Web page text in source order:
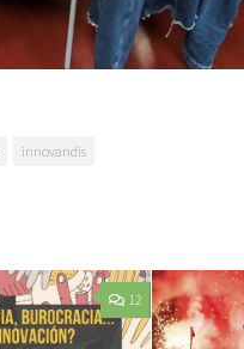
innovandis
12